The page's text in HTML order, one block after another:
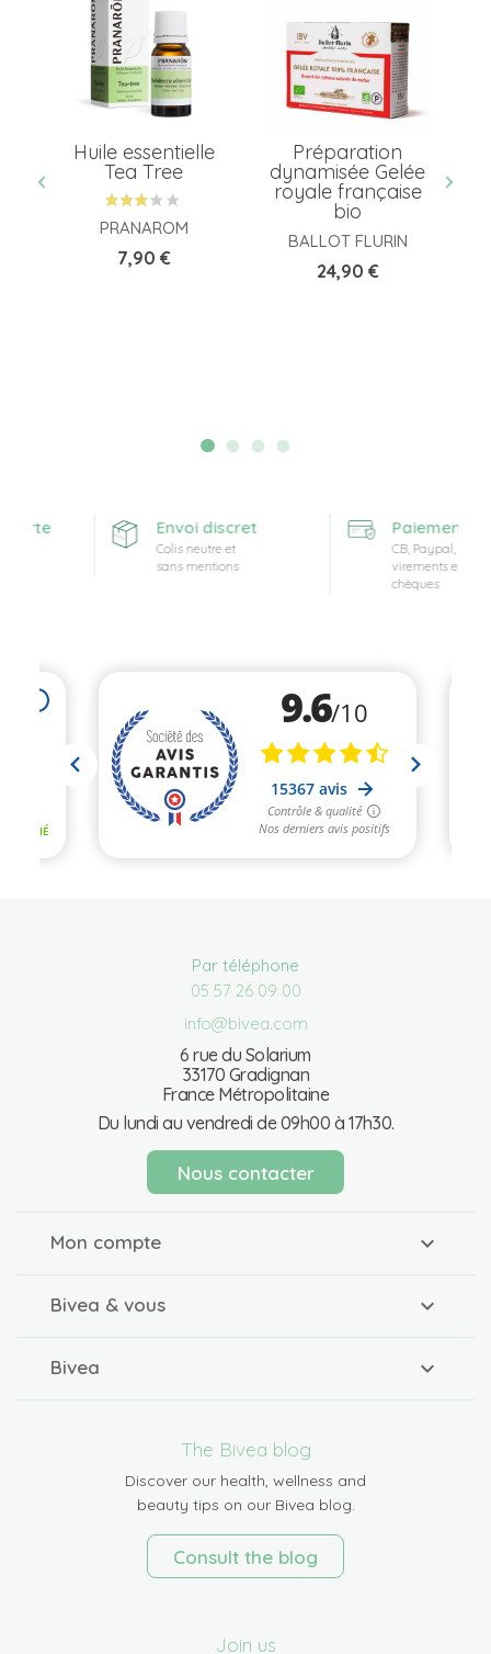
Huile essentielle
Tea Tree
PRANAROM
Prix
7,90 €
Préparation
dynamisée Gelée
royale française
bio
BALLOT FLURIN
Prix
24,90 €
Envoi discret
Colis neutre et
sans mentions
Paiement
CB, Paypal,
virements et
chèques
Par téléphone
05 57 26 09 00
info@bivea.com
6 rue du Solarium
33170 Gradignan
France Métropolitaine
Du lundi au vendredi de 09h00 à 17h30.
Nous contacter
Mon compte
Bivea & vous
Bivea
The Bivea blog
Discover our health, wellness and
beauty tips on our Bivea blog.
Consult the blog
Join us